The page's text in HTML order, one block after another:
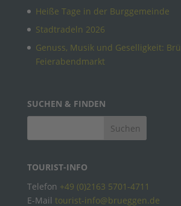
Heiße Tage in der Burggemeinde
Stadtradeln 2026
Genuss, Musik und Geselligkeit:
Feierabendmarkt
SUCHEN & FINDEN
TOURIST-INFO
Telefon +49 (0)2163 5701-4711
E-Mail tourist-info@brueggen.de